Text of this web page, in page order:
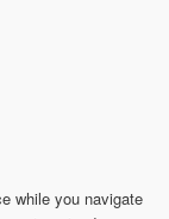
while you navigate